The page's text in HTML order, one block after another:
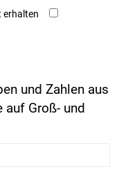
erhalten
und Zahlen aus
auf Groß- und